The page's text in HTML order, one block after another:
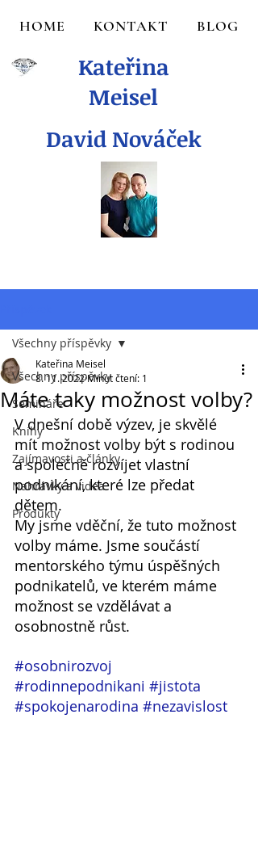
HOME KONTAKT BLOG
Kateřina
Meisel
David Nováček
Všechny příspěvky
Semináře
Knihy
Zajímavosti a články
Nahrávky a videa
Produkty
Všechny příspěvky
Máte taky možnost volby?
Kateřina Meisel
8. 11. 2022 Minut čtení: 1
V dnešní době výzev, je skvělé
mít možnost volby být s rodinou
a společně rozvíjet vlastní
podnikání, které lze předat
dětem.
My jsme vděční, že tuto možnost
volby máme. Jsme součástí
mentorského týmu úspěšných
podnikatelů, ve kterém máme
možnost se vzdělávat a
osobnostně růst.
#osobnirozvoj
#rodinnepodnikani #jistota
#spokojenarodina #nezavislost